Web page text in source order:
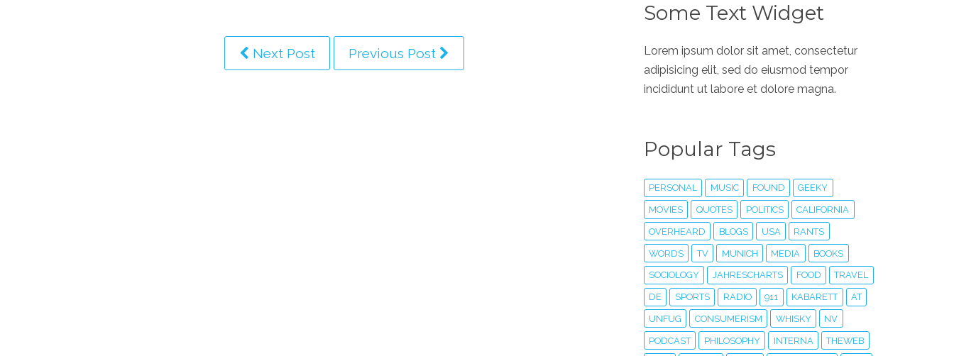
Next Post Previous Post
Some Text Widget
Lorem ipsum dolor sit amet, consectetur
adipisicing elit, sed do eiusmod tempor
incididunt ut labore et dolore magna.
Popular Tags
PERSONAL MUSIC FOUND GEEKY
MOVIES QUOTES POLITICS CALIFORNIA
OVERHEARD BLOGS USA RANTS
WORDS TV MUNICH MEDIA BOOKS
SOCIOLOGY JAHRESCHARTS FOOD TRAVEL
DE SPORTS RADIO 911 KABARETT AT
UNFUG CONSUMERISM WHISKY NV
PODCAST PHILOSOPHY INTERNA THEWEB